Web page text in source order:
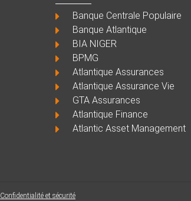
Banque Centrale Populaire
Banque Atlantique
BIA NIGER
BPMG
Atlantique Assurances
Atlantique Assurance Vie
GTA Assurances
Atlantique Finance
Atlantic Asset Management
Confidentialité et sécurité